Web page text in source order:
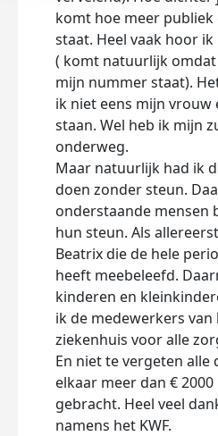
komt hoe meer
staat. Heel vaak hoor
( komt natuurlijk
mijn nummer staat).
ik niet eens mijn vrouw
staan. Wel heb ik mijn
onderweg.
Maar natuurlijk had ik
doen zonder steun.
onderstaande mensen
hun steun. Als
Beatrix die de hele
heeft meebeleefd.
kinderen en
ik de medewerkers
ziekenhuis voor alle
En niet te vergeten
elkaar meer dan €
gebracht. Heel veel
namens het KWF.